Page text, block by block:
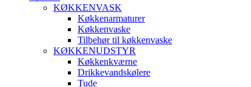
KØKKENVASK
Køkkenarmaturer
Køkkenvaske
Tilbehør til køkkenvaske
KØKKENUDSTYR
Køkkenkværne
Drikkevandskølere
Tude